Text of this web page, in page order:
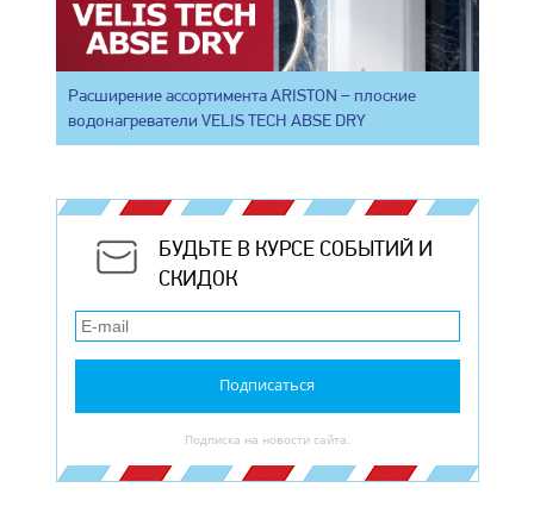
Расширение ассортимента ARISTON – плоские
водонагреватели VELIS TECH ABSE DRY
БУДЬТЕ В КУРСЕ СОБЫТИЙ И
СКИДОК
Подписаться
Подписка на новости сайта.